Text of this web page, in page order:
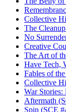
Collective
The
No
Creative
The Art of
Have Tech,
Fables of
Collective
War
Aftermath
Spin (SCE